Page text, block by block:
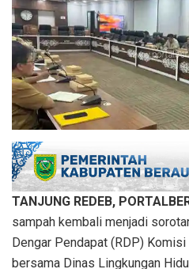
TANJUNG REDEB,
sampah kembali menjadi
Dengar Pendapat (RDP)
bersama Dinas Lingkungan